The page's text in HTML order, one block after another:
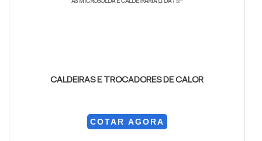
CALDEIRAS E TROCADORES DE CALOR
COTAR AGORA